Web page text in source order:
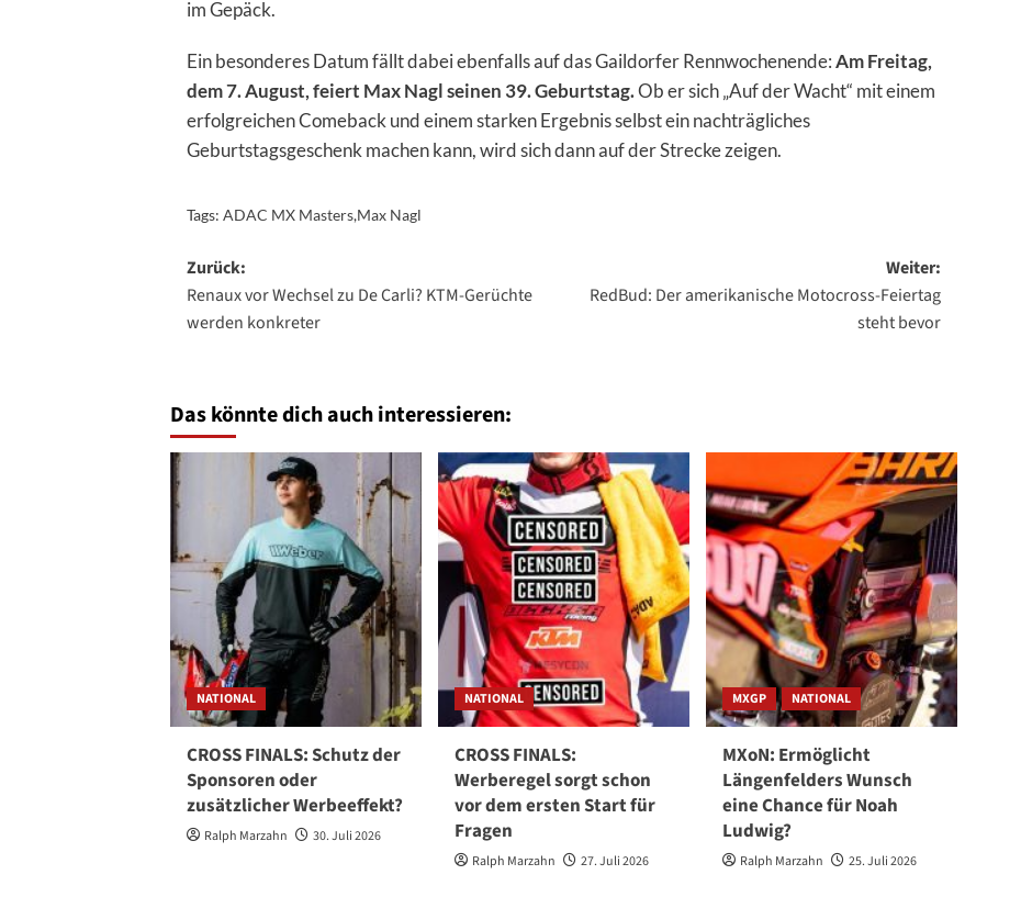
im Gepäck.
Ein besonderes Datum fällt dabei ebenfalls auf das Gaildorfer Rennwochenende:Am Freitag,
dem 7. August, feiert Max Nagl seinen 39. Geburtstag.Ob er sich „Auf der Wacht“ mit einem
erfolgreichen Comeback und einem starken Ergebnis selbst ein nachträgliches
Geburtstagsgeschenk machen kann, wird sich dann auf der Strecke zeigen.
Tags: ADAC MX Masters,Max Nagl
Beitragsnavigation
Zurück:
Renaux vor Wechsel zu De Carli? KTM-Gerüchte
werden konkreter
Weiter:
RedBud: Der amerikanische Motocross-Feiertag
steht bevor
Das könnte dich auch interessieren:
NATIONAL
CROSS FINALS: Schutz der
Sponsoren oder
zusätzlicher Werbeeffekt?
Ralph Marzahn 30. Juli 2026
NATIONAL
CROSS FINALS:
Werberegel sorgt schon
vor dem ersten Start für
Fragen
Ralph Marzahn 27. Juli 2026
MXGP NATIONAL
MXoN: Ermöglicht
Längenfelders Wunsch
eine Chance für Noah
Ludwig?
Ralph Marzahn 25. Juli 2026